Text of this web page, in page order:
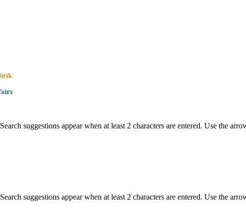
Search suggestions appear when at least 2 characters are entered. Use the
Search suggestions appear when at least 2 characters are entered. Use the